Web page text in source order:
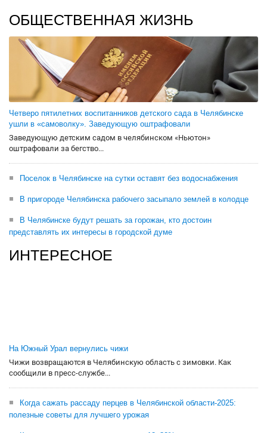
ОБЩЕСТВЕННАЯ ЖИЗНЬ
Четверо пятилетних воспитанников детского сада в Челябинске
ушли в «самоволку». Заведующую оштрафовали
Заведующую детским садом в челябинском «Ньютон»
оштрафовали за бегство...
Поселок в Челябинске на сутки оставят без водоснабжения
В пригороде Челябинска рабочего засыпало землей в колодце
В Челябинске будут решать за горожан, кто достоин
представлять их интересы в городской думе
ИНТЕРЕСНОЕ
На Южный Урал вернулись чижи
Чижи возвращаются в Челябинскую область с зимовки. Как
сообщили в пресс-службе...
Когда сажать рассаду перцев в Челябинской области-2025:
полезные советы для лучшего урожая